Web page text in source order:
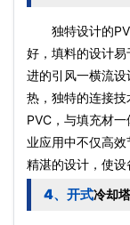
独特设计的
好，填料的设计
进的引风一横流
热，独特的连接
PVC，与填充材
业应用中不仅高
精湛的设计，使设
4、开式冷却